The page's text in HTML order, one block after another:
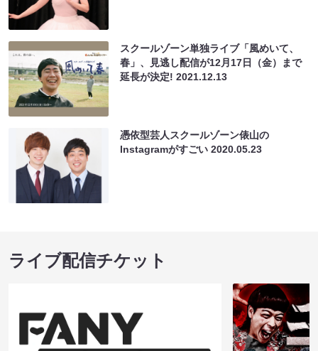
スクールゾーン単独ライブ「風めいて、
春」、見逃し配信が12月17日（金）まで
延長が決定!2021.12.13
憑依型芸人スクールゾーン俵山の
Instagramがすごい2020.05.23
ライブ配信チケット